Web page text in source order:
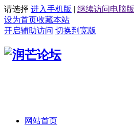
请选择 进入手机版 | 继续访问电脑版
设为首页收藏本站
开启辅助访问 切换到宽版
网站首页